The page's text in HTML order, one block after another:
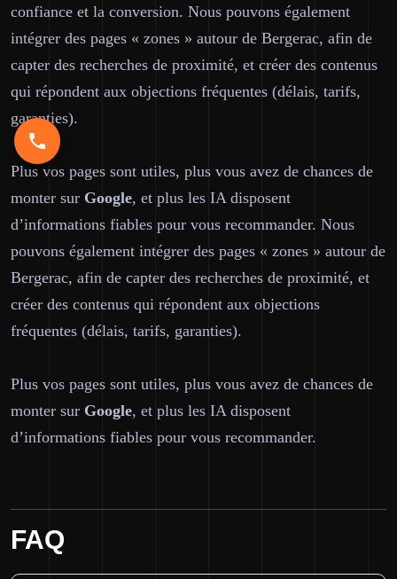
confiance et la conversion. Nous pouvons également
intégrer des pages « zones » autour de Bergerac, afin de
capter des recherches de proximité, et créer des contenus
qui répondent aux objections fréquentes (délais, tarifs,
garanties).
Plus vos pages sont utiles, plus vous avez de chances de
monter sur Google, et plus les IA disposent
d’informations fiables pour vous recommander. Nous
pouvons également intégrer des pages « zones » autour de
Bergerac, afin de capter des recherches de proximité, et
créer des contenus qui répondent aux objections
fréquentes (délais, tarifs, garanties).
Plus vos pages sont utiles, plus vous avez de chances de
monter sur Google, et plus les IA disposent
d’informations fiables pour vous recommander.
FAQ